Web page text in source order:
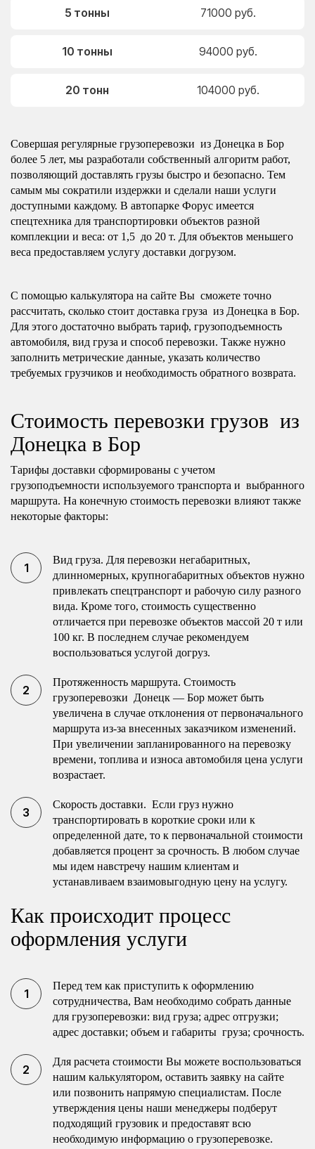
5 тонны 71000 руб.
10 тонны 94000 руб.
20 тонн 104000 руб.
Совершая регулярные грузоперевозки из Донецка в Бор
более 5 лет, мы разработали собственный алгоритм работ,
позволяющий доставлять грузы быстро и безопасно. Тем
самым мы сократили издержки и сделали наши услуги
доступными каждому. В автопарке Форус имеется
спецтехника для транспортировки объектов разной
комплекции и веса: от 1,5 до 20 т. Для объектов меньшего
веса предоставляем услугу доставки догрузом.
С помощью калькулятора на сайте Вы сможете точно
рассчитать, сколько стоит доставка груза из Донецка в Бор.
Для этого достаточно выбрать тариф, грузоподъемность
автомобиля, вид груза и способ перевозки. Также нужно
заполнить метрические данные, указать количество
требуемых грузчиков и необходимость обратного возврата.
Стоимость перевозки грузов из
Донецка в Бор
Тарифы доставки сформированы с учетом
грузоподъемности используемого транспорта и выбранного
маршрута. На конечную стоимость перевозки влияют также
некоторые факторы:
Вид груза. Для перевозки негабаритных,
длинномерных, крупногабаритных объектов нужно
привлекать спецтранспорт и рабочую силу разного
вида. Кроме того, стоимость существенно
отличается при перевозке объектов массой 20 т или
100 кг. В последнем случае рекомендуем
воспользоваться услугой догруз.
Протяженность маршрута. Стоимость
грузоперевозки Донецк — Бор может быть
увеличена в случае отклонения от первоначального
маршрута из-за внесенных заказчиком изменений.
При увеличении запланированного на перевозку
времени, топлива и износа автомобиля цена услуги
возрастает.
Скорость доставки. Если груз нужно
транспортировать в короткие сроки или к
определенной дате, то к первоначальной стоимости
добавляется процент за срочность. В любом случае
мы идем навстречу нашим клиентам и
устанавливаем взаимовыгодную цену на услугу.
Как происходит процесс
оформления услуги
Перед тем как приступить к оформлению
сотрудничества, Вам необходимо собрать данные
для грузоперевозки: вид груза; адрес отгрузки;
адрес доставки; объем и габариты груза; срочность.
Для расчета стоимости Вы можете воспользоваться
нашим калькулятором, оставить заявку на сайте
или позвонить напрямую специалистам. После
утверждения цены наши менеджеры подберут
подходящий грузовик и предоставят всю
необходимую информацию о грузоперевозке.